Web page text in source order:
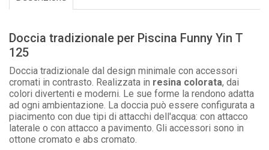
Doccia tradizionale per Piscina Funny Yin T
125
Doccia tradizionale dal design minimale con accessori
cromati in contrasto. Realizzata in resina colorata, dai
colori divertenti e moderni. Le sue forme la rendono adatta
ad ogni ambientazione. La doccia può essere configurata a
piacimento con due tipi di attacchi dell'acqua: con attacco
laterale o con attacco a pavimento. Gli accessori sono in
ottone cromato e abs cromato.